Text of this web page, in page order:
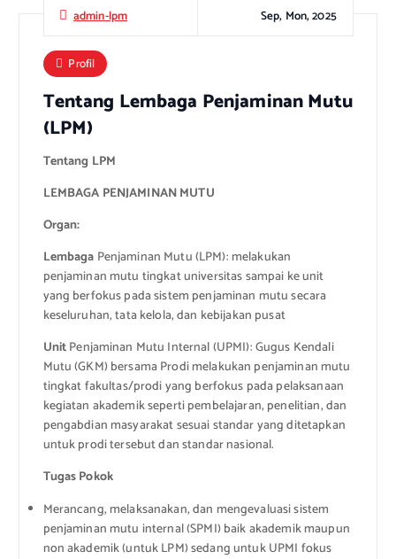
admin-lpm Sep, Mon, 2025
Profil
Tentang Lembaga Penjaminan Mutu
(LPM)
Tentang LPM
LEMBAGA PENJAMINAN MUTU
Organ:
Lembaga Penjaminan Mutu (LPM): melakukan
penjaminan mutu tingkat universitas sampai ke unit
yang berfokus pada sistem penjaminan mutu secara
keseluruhan, tata kelola, dan kebijakan pusat
UnitPenjaminan Mutu Internal (UPMI): Gugus Kendali
Mutu (GKM) bersama Prodi melakukan penjaminan mutu
tingkat fakultas/prodi yang berfokus pada pelaksanaan
kegiatan akademik seperti pembelajaran, penelitian, dan
pengabdian masyarakat sesuai standar yang ditetapkan
untuk prodi tersebut dan standar nasional.
Tugas Pokok
Merancang, melaksanakan, dan mengevaluasi sistem
penjaminan mutu internal (SPMI) baik akademik maupun
non akademik (untuk LPM) sedang untuk UPMI fokus